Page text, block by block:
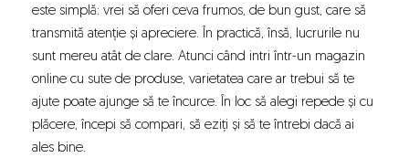
este simplă: vrei să oferi ceva frumos, de bun gust, care să
transmită atenție și apreciere. În practică, însă, lucrurile nu
sunt mereu atât de clare. Atunci când intri într-un magazin
online cu sute de produse, varietatea care ar trebui să te
ajute poate ajunge să te încurce. În loc să alegi repede și cu
plăcere, începi să compari, să eziți și să te întrebi dacă ai
ales bine.